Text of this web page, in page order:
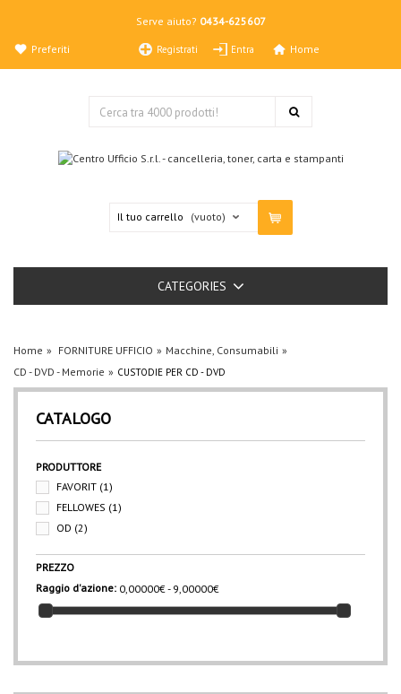
Serve aiuto? 0434-625607
Registrati Entra
Preferiti Home
Il tuo carrello (vuoto)
CATEGORIES
Home FORNITURE UFFICIO
Macchine, Consumabili
CD - DVD - Memorie
CUSTODIE PER CD - DVD
CATALOGO
PRODUTTORE
FAVORIT (1)
FELLOWES (1)
OD (2)
PREZZO
Raggio d'azione: 0,00000€ - 9,00000€